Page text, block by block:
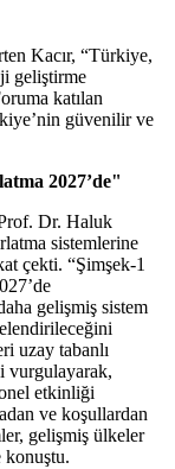
Kacır, “Türkiye,
geliştirme
katılan
güvenilir ve
2027’de"
Dr. Haluk
sistemlerine
çekti. “Şimşek-1
gelişmiş sistem
uzay tabanlı
vurgulayarak,
etkinliği
ve koşullardan
gelişmiş ülkeler
konuştu.